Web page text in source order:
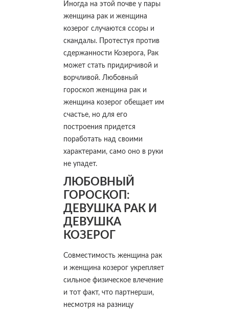
Иногда на этой почве у пары
женщина рак и женщина
козерог случаются ссоры и
скандалы. Протестуя против
сдержанности Козерога, Рак
может стать придирчивой и
ворчливой. Любовный
гороскоп женщина рак и
женщина козерог обещает им
счастье, но для его
построения придется
поработать над своими
характерами, само оно в руки
не упадет.
ЛЮБОВНЫЙ
ГОРОСКОП:
ДЕВУШКА РАК И
ДЕВУШКА
КОЗЕРОГ
Совместимость женщина рак
и женщина козерог укрепляет
сильное физическое влечение
и тот факт, что партнерши,
несмотря на разницу